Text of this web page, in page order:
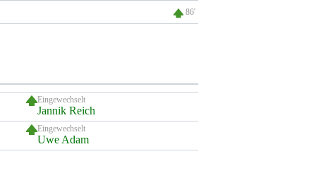
86'
Eingewechselt
Jannik Reich
Eingewechselt
Uwe Adam